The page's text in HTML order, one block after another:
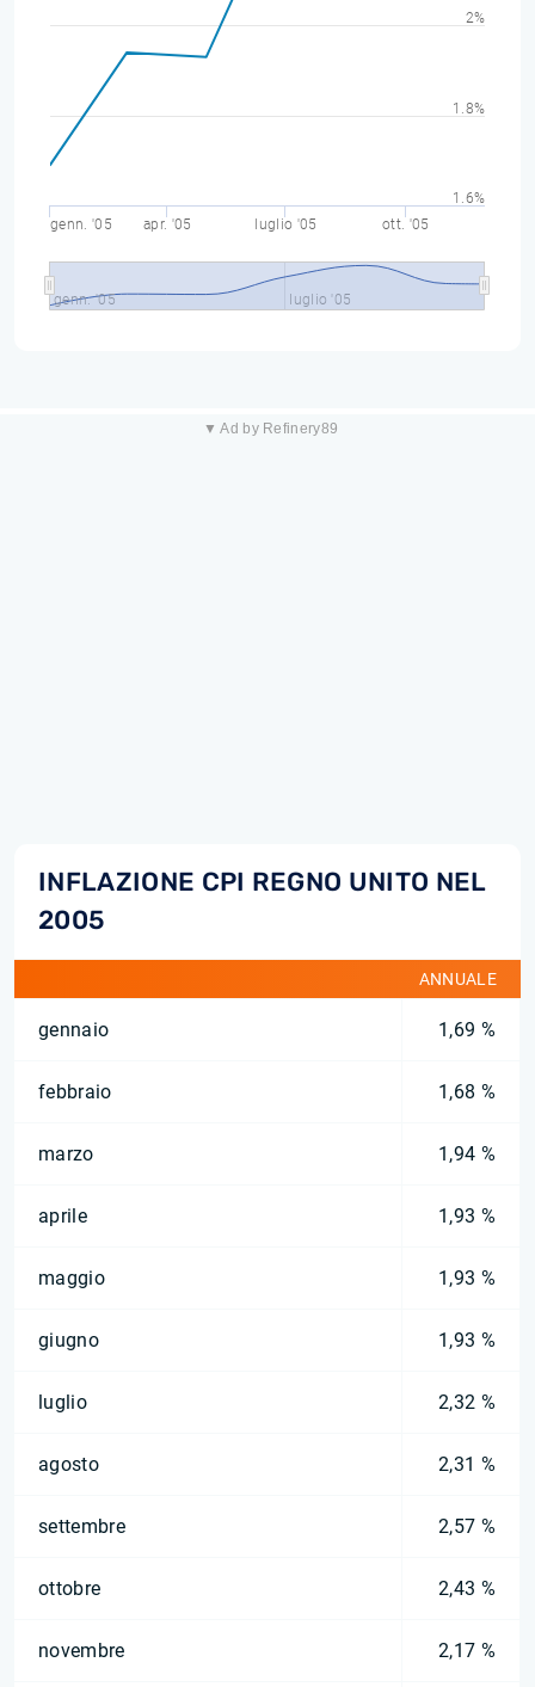
genn. '05 apr. '05 luglio '05 ott. '05
genn. '05 luglio '05
1.6%
1.8%
2%
▼ Ad by Refinery89
INFLAZIONE CPI REGNO UNITO NEL
2005
ANNUALE
gennaio 1,69 %
febbraio 1,68 %
marzo 1,94 %
aprile 1,93 %
maggio 1,93 %
giugno 1,93 %
luglio 2,32 %
agosto 2,31 %
settembre 2,57 %
ottobre 2,43 %
novembre 2,17 %